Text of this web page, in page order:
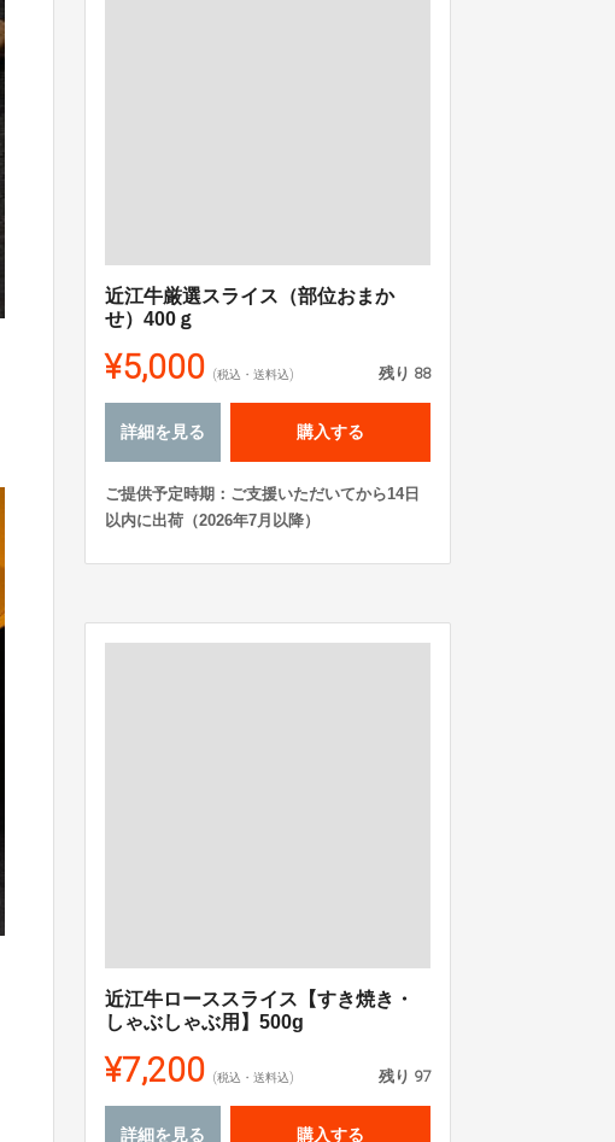
近江牛厳選スライス（部位おまか
せ）400ｇ
¥5,000 (税込・送料込) 残り 88
詳細を見る 購入する
ご提供予定時期：ご支援いただいてから14日
以内に出荷（2026年7月以降）
近江牛ローススライス【すき焼き・
しゃぶしゃぶ用】500g
¥7,200 (税込・送料込) 残り 97
詳細を見る 購入する